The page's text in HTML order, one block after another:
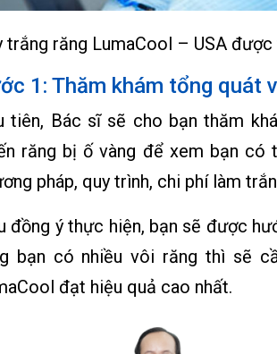
trắng răng LumaCool – USA được
1: Thăm khám tổng quát
tiên, Bác sĩ sẽ cho bạn thăm
răng bị ố vàng để xem bạn có
pháp, quy trình, chi phí làm
đồng ý thực hiện, bạn sẽ được
bạn có nhiều vôi răng thì sẽ
đạt hiệu quả cao nhất.